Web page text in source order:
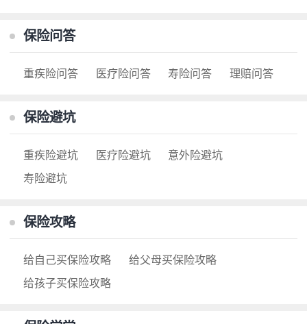
保险问答
重疾险问答 医疗险问答 寿险问答 理赔问答
保险避坑
重疾险避坑 医疗险避坑
意外险避坑
寿险避坑
保险攻略
给自己买保险攻略
给父母买保险攻略
给孩子买保险攻略